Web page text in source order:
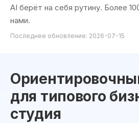
AI берёт на себя рутину. Более
нами.
Последнее обновление: 2026-07-15
для типового
студия